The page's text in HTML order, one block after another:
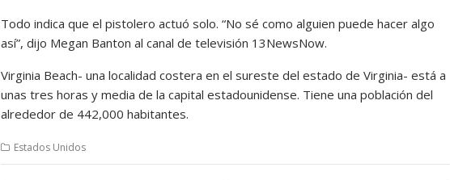
Todo indica que el pistolero actuó solo. “No sé como alguien puede hacer algo
así”, dijo Megan Banton al canal de televisión 13NewsNow.
Virginia Beach- una localidad costera en el sureste del estado de Virginia- está a
unas tres horas y media de la capital estadounidense. Tiene una población del
alrededor de 442,000 habitantes.
Estados Unidos